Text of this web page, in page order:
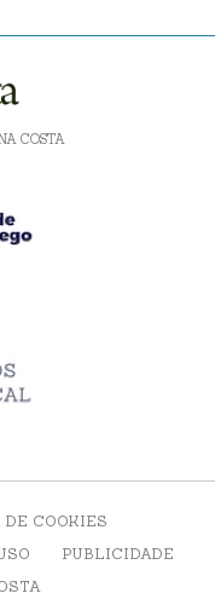
COSTA
COOKIES
PUBLICIDADE